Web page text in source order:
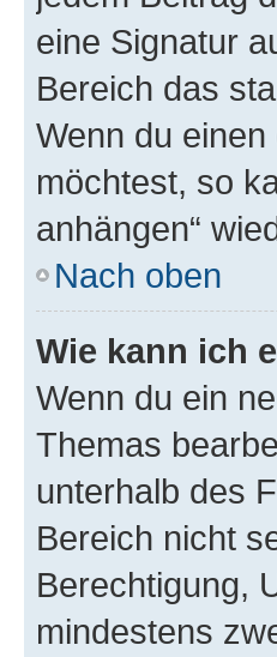
eine Signatur
Bereich das
Wenn du
möchtest, so
anhängen“
Nach oben
Wie kann ich
Wenn du ein
Themas
unterhalb des
Bereich nicht
Berechtigung,
mindestens